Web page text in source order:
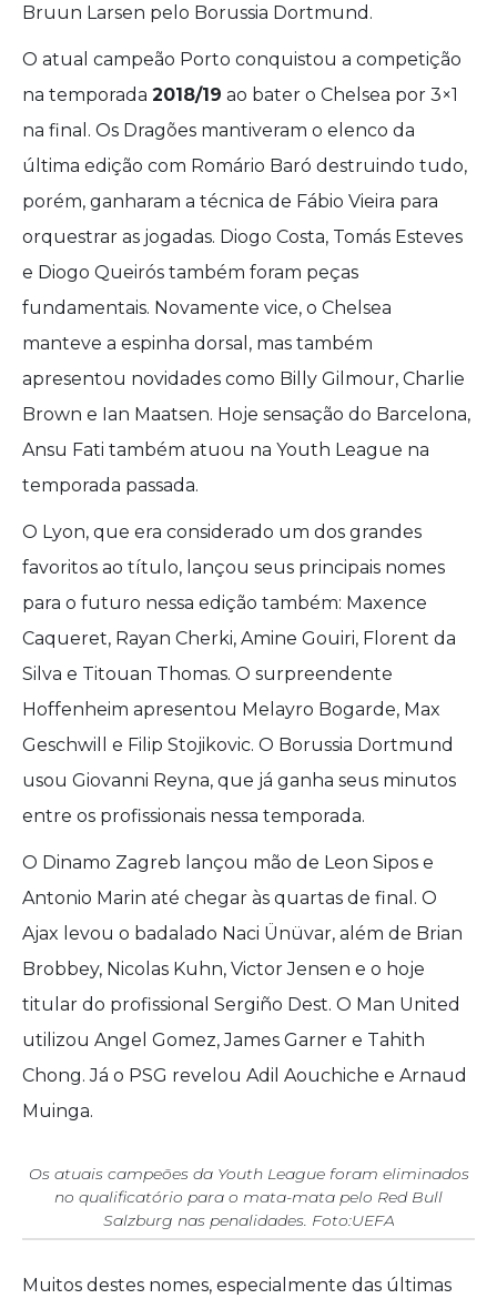
Bruun Larsen pelo Borussia Dortmund.
O atual campeão Porto conquistou a competição
na temporada 2018/19 ao bater o Chelsea por 3×1
na final. Os Dragões mantiveram o elenco da
última edição com Romário Baró destruindo tudo,
porém, ganharam a técnica de Fábio Vieira para
orquestrar as jogadas. Diogo Costa, Tomás Esteves
e Diogo Queirós também foram peças
fundamentais. Novamente vice, o Chelsea
manteve a espinha dorsal, mas também
apresentou novidades como Billy Gilmour, Charlie
Brown e Ian Maatsen. Hoje sensação do Barcelona,
Ansu Fati também atuou na Youth League na
temporada passada.
O Lyon, que era considerado um dos grandes
favoritos ao título, lançou seus principais nomes
para o futuro nessa edição também: Maxence
Caqueret, Rayan Cherki, Amine Gouiri, Florent da
Silva e Titouan Thomas. O surpreendente
Hoffenheim apresentou Melayro Bogarde, Max
Geschwill e Filip Stojikovic. O Borussia Dortmund
usou Giovanni Reyna, que já ganha seus minutos
entre os profissionais nessa temporada.
O Dinamo Zagreb lançou mão de Leon Sipos e
Antonio Marin até chegar às quartas de final. O
Ajax levou o badalado Naci Ünüvar, além de Brian
Brobbey, Nicolas Kuhn, Victor Jensen e o hoje
titular do profissional Sergiño Dest. O Man United
utilizou Angel Gomez, James Garner e Tahith
Chong. Já o PSG revelou Adil Aouchiche e Arnaud
Muinga.
Os atuais campeões da Youth League foram eliminados
no qualificatório para o mata-mata pelo Red Bull
Salzburg nas penalidades. Foto:UEFA
Muitos destes nomes, especialmente das últimas